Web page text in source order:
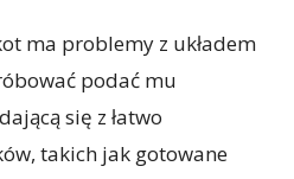
ma problemy z układem
podać mu
się z łatwo
takich jak gotowane